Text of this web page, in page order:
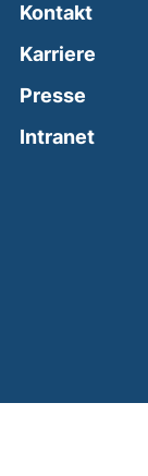
Kontakt
Karriere
Presse
Intranet